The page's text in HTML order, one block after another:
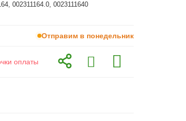
002311164.0, 0023111640
Отправим в понедельник
оплаты